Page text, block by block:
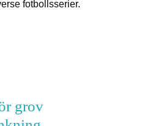
fotbollsserier.
grov